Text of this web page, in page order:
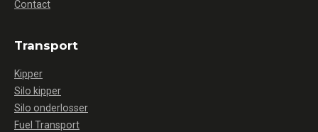
Contact
Transport
Kipper
Silo kipper
Silo onderlosser
Fuel Transport